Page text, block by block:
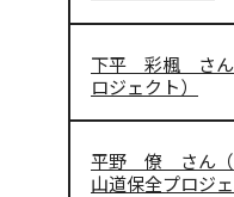
下平 彩楓 さん
ロジェクト）
平野 僚 さん（
山道保全プロジェ